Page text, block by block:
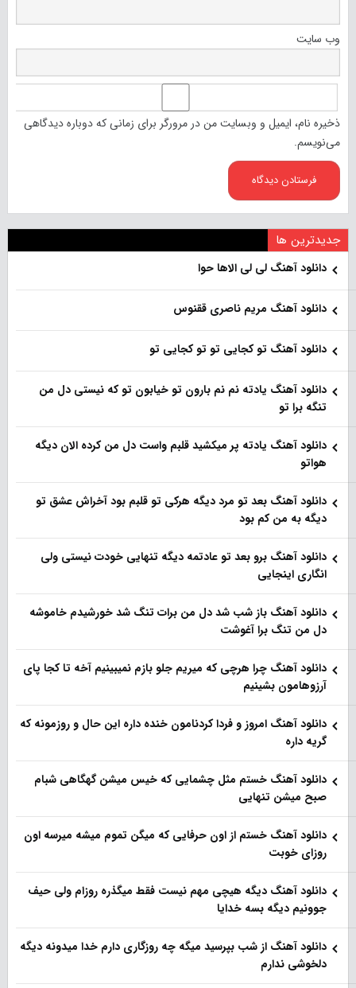
وب‌ سایت
ذخیره نام، ایمیل و وبسایت من در مرورگر برای زمانی که دوباره دیدگاهی
می‌نویسم.
جدیدترین ها
دانلود آهنگ لی لی الاها حوا
دانلود آهنگ مریم ناصری ققنوس
دانلود آهنگ تو کجایی تو تو کجایی تو
دانلود آهنگ یادته نم نم بارون تو خیابون تو که نیستی دل من
تنگه برا تو
دانلود آهنگ یادته پر میکشید قلبم واست دل من کرده الان دیگه
هواتو
دانلود آهنگ بعد تو مرد دیگه هرکی تو قلبم بود آخراش عشق تو
دیگه به من کم بود
دانلود آهنگ برو بعد تو عادتمه دیگه تنهایی خودت نیستی ولی
انگاری اینجایی
دانلود آهنگ باز شب شد دل من برات تنگ شد خورشیدم خاموشه
دل من تنگ برا آغوشت
دانلود آهنگ چرا هرچی که میریم جلو بازم نمیبینیم آخه تا کجا پای
آرزوهامون بشینیم
دانلود آهنگ امروز و فردا کردنامون خنده داره این حال و روزمونه که
گریه داره
دانلود آهنگ خستم مثل چشمایی که خیس میشن گهگاهی شبام
صبح میشن تنهایی
دانلود آهنگ خستم از اون حرفایی که میگن تموم میشه میرسه اون
روزای خوبت
دانلود آهنگ دیگه هیچی مهم نیست فقط میگذره روزام ولی حیف
جوونیم دیگه بسه خدایا
دانلود آهنگ از شب بپرسید میگه چه روزگاری دارم خدا میدونه دیگه
دلخوشی ندارم